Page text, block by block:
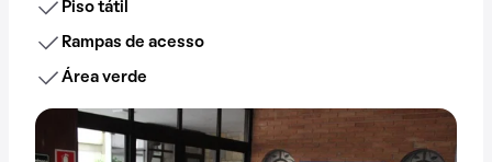
Piso tátil
Rampas de acesso
Área verde